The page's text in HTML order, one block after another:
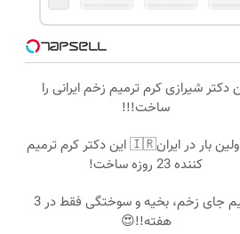
دکتر شیرازی کرم ترمیم زخم ایرانی را
ساخت!!!
برای اولین بار در ایران🇮🇷 این دکتر کرم ترمیم
کننده 23 روزه ساخت!
ترمیم جای زخم، بخیه و سوختگی فقط در 3
هفته!!😍